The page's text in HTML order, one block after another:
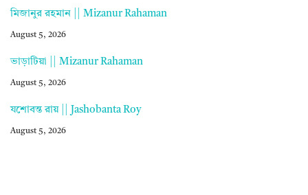
মিজানুর রহমান || Mizanur Rahaman
August 5, 2026
ভাড়াটিয়া || Mizanur Rahaman
August 5, 2026
যশোবন্ত রায় || Jashobanta Roy
August 5, 2026